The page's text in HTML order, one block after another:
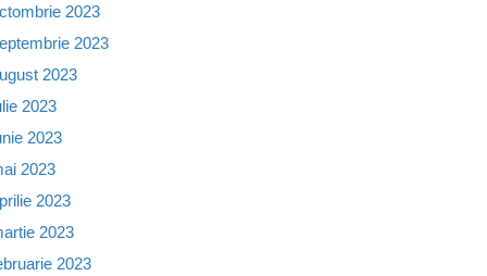
2023
2023
2023
2023
2023
2023
2023
2023
2023